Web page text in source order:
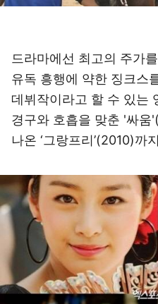
드라마에선 최고의 주가
유독 흥행에 약한 징크스
데뷔작이라고 할 수 있는
경구와 호흡을 맞춘 '싸
나온 ‘그랑프리’(2010)까